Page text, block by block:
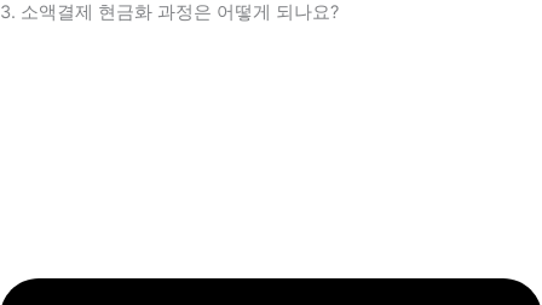
3. 소액결제 현금화 과정은 어떻게 되나요?